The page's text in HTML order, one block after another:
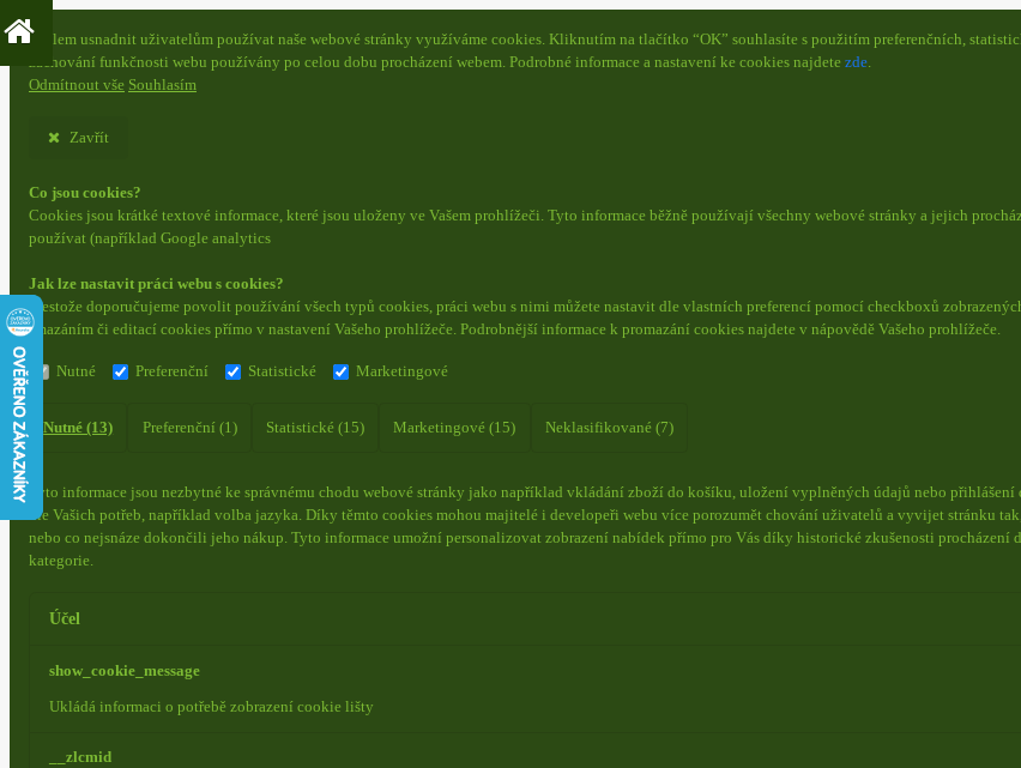
S cílem usnadnit uživatelům používat naše webové stránky využíváme cookies. Kliknutím na tlačítko “OK” souhlasíte s použitím preferenčních,
zachování funkčnosti webu používány po celou dobu procházení webem. Podrobné informace a nastavení ke cookies najdete zde.
Odmítnout vše Souhlasím
Zavřít
Co jsou cookies?
Cookies jsou krátké textové informace, které jsou uloženy ve Vašem prohlížeči. Tyto informace běžně používají všechny webové stránky a jejich
používat (například Google analytics
Jak lze nastavit práci webu s cookies?
Přestože doporučujeme povolit používání všech typů cookies, práci webu s nimi můžete nastavit dle vlastních preferencí pomocí checkboxů
smazáním či editací cookies přímo v nastavení Vašeho prohlížeče. Podrobnější informace k promazání cookies najdete v nápovědě Vašeho prohlížeče.
Nutné Preferenční Statistické Marketingové
Nutné (13) Preferenční (1) Statistické (15) Marketingové (15) Neklasifikované (7)
Tyto informace jsou nezbytné ke správnému chodu webové stránky jako například vkládání zboží do košíku, uložení vyplněných údajů nebo přihlášení
dle Vašich potřeb, například volba jazyka. Díky těmto cookies mohou majitelé i developeři webu více porozumět chování uživatelů a vyvijet stránku
nebo co nejsnáze dokončili jeho nákup. Tyto informace umožní personalizovat zobrazení nabídek přímo pro Vás díky historické zkušenosti procházení
kategorie.
Účel
show_cookie_message
Ukládá informaci o potřebě zobrazení cookie lišty
__zlcmid